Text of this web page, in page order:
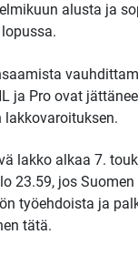
alusta ja
ja Pro ovat
lakko alkaa 7.
23.59, jos
työehdoista ja
tätä.